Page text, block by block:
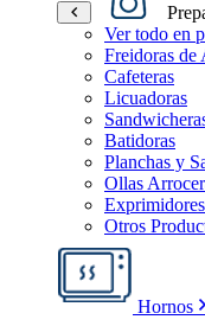
Ver todo en
Freidoras de
Cafeteras
Licuadoras
Batidoras
Planchas y
Ollas
Otros
Hornos